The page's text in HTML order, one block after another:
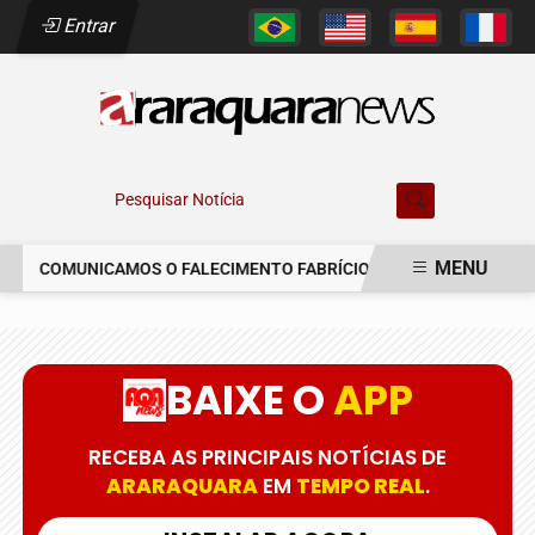
Entrar
Pesquisar Notícia
COMUNICAMOS O FALECIMENTO FABRÍCIO AUGUSTO FERREIRA
MENU
BAIXE OAPP
RECEBA AS PRINCIPAIS NOTÍCIAS DE
ARARAQUARAEM TEMPO REAL.